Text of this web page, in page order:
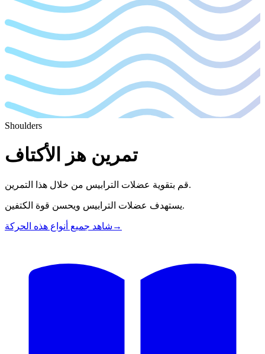
Shoulders
تمرين هز الأكتاف
قم بتقوية عضلات الترابيس من خلال هذا التمرين.
يستهدف عضلات الترابيس ويحسن قوة الكتفين.
شاهد جميع أنواع هذه الحركة →